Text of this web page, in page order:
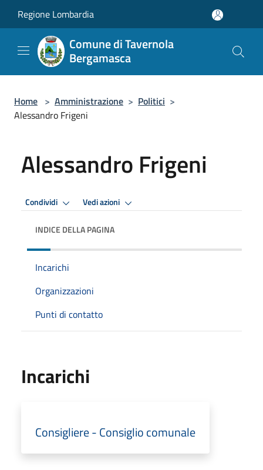
Regione Lombardia
Comune di Tavernola
Bergamasca
Home > Amministrazione > Politici >
Alessandro Frigeni
Alessandro Frigeni
Condividi Vedi azioni
INDICE DELLA PAGINA
Incarichi
Organizzazioni
Punti di contatto
Incarichi
Consigliere - Consiglio comunale